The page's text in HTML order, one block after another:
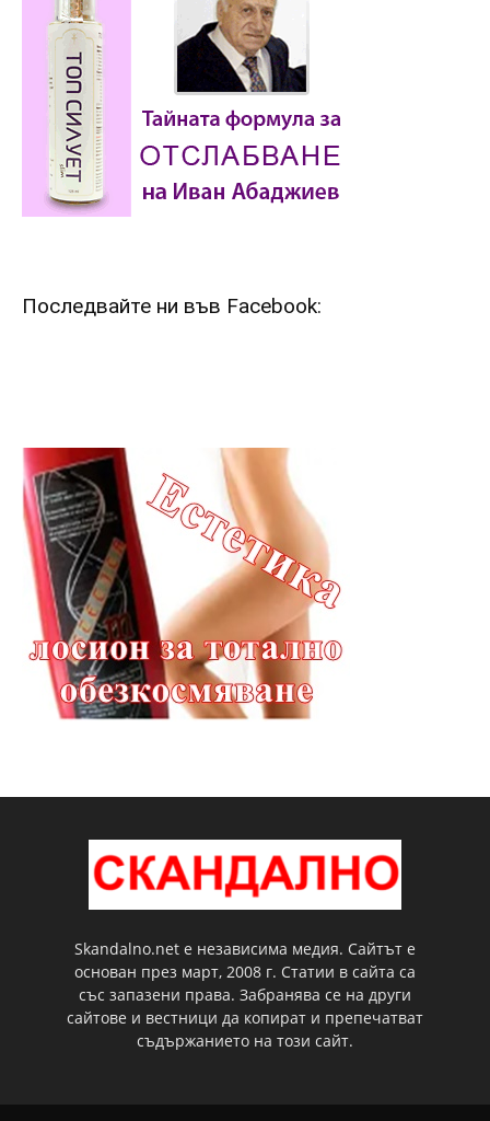
Последвайте ни във Facebook:
Skandalno.net е независима медия. Сайтът е
основан през март, 2008 г. Статии в сайта са
със запазени права. Забранява се на други
сайтове и вестници да копират и препечатват
съдържанието на този сайт.